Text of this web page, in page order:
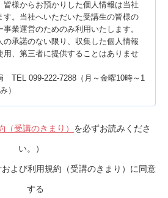
皆様からお預かりした個人情報は当社
す。当社へいただいた受講生の皆様の
業運営のためのみ利用いたします。
の承諾のない限り、収集した個人情報
用、第三者に提供することはありませ
TEL 099-222-7288（月～金曜10時～1
）
（受講のきまり） を必ずお読みくださ
い。）
よび利用規約（受講のきまり）に同意
する